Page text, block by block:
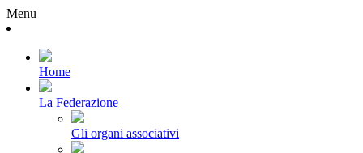
Menu
Home
La Federazione
Gli organi associativi